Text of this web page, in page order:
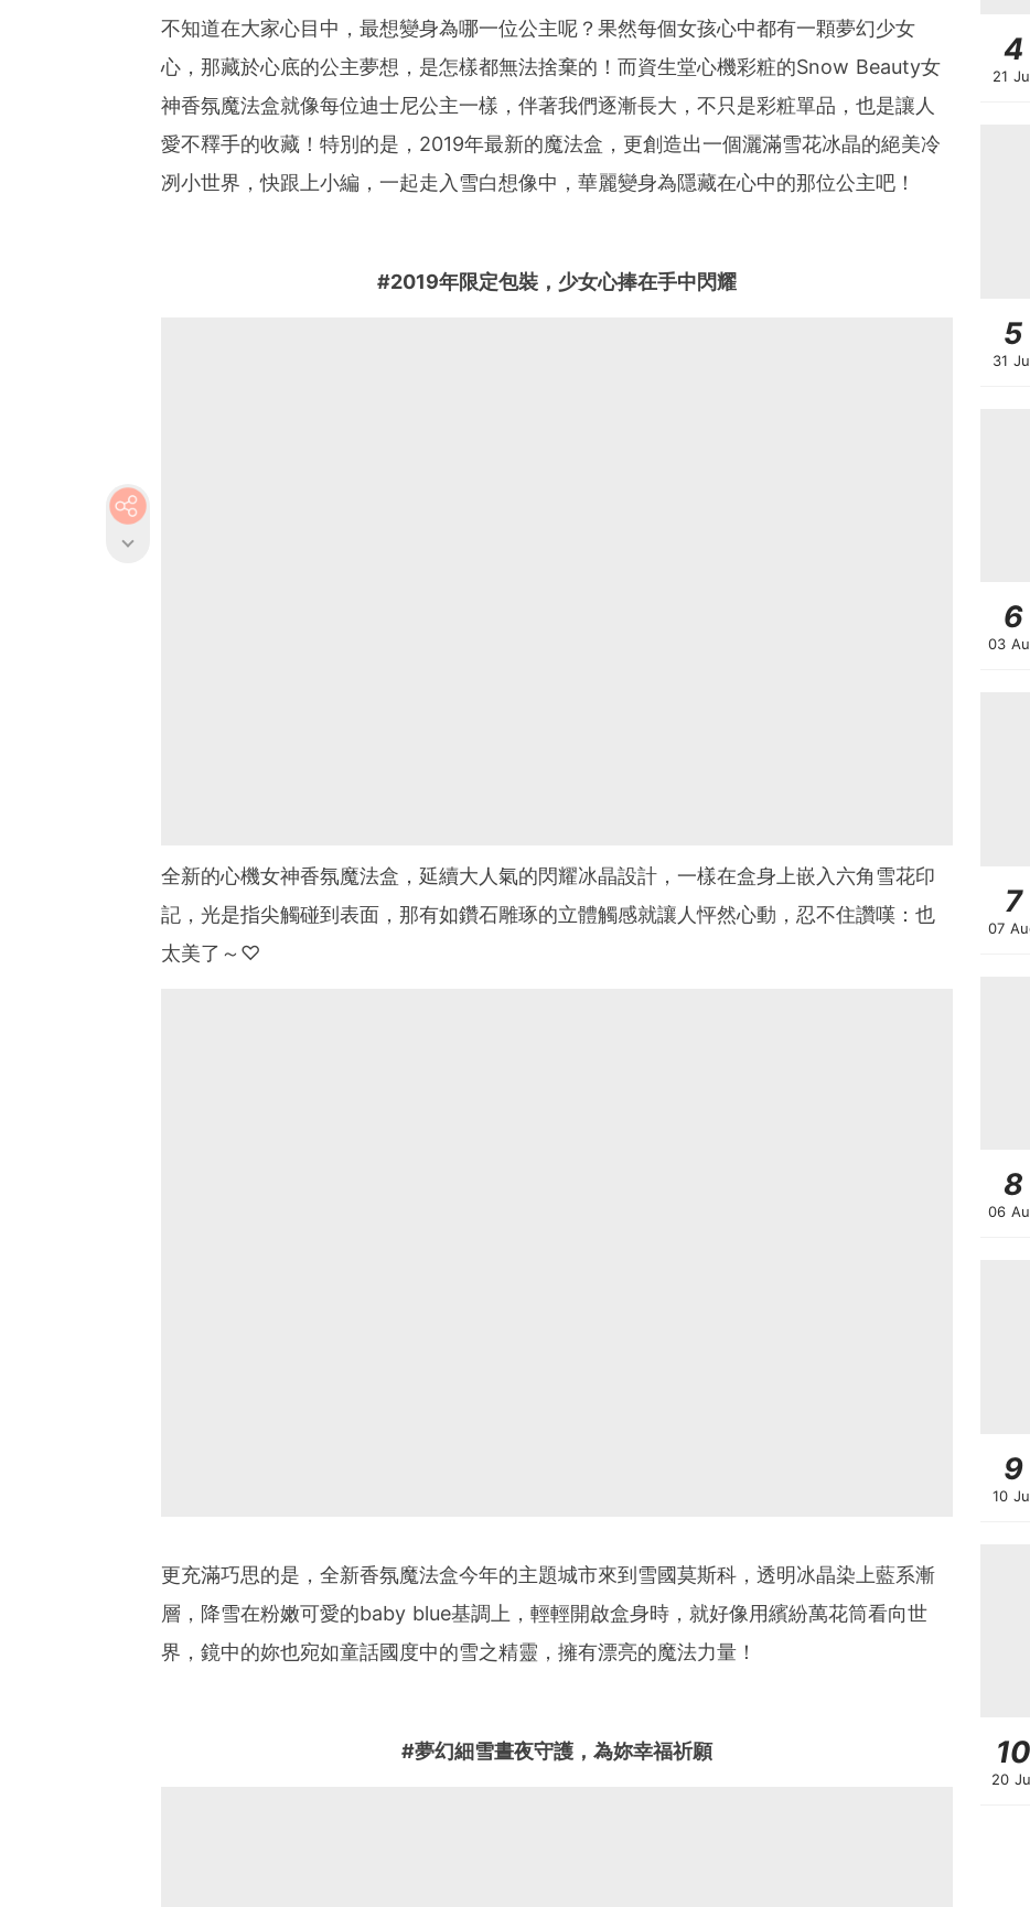
不知道在大家心目中，最想變身為哪一位公主呢？果然每個女孩心中都有一顆夢幻少女
心，那藏於心底的公主夢想，是怎樣都無法捨棄的！而資生堂心機彩粧的Snow Beauty女
神香氛魔法盒就像每位迪士尼公主一樣，伴著我們逐漸長大，不只是彩粧單品，也是讓人
愛不釋手的收藏！特別的是，2019年最新的魔法盒，更創造出一個灑滿雪花冰晶的絕美冷
冽小世界，快跟上小編，一起走入雪白想像中，華麗變身為隱藏在心中的那位公主吧！
#2019年限定包裝，少女心捧在手中閃耀
全新的心機女神香氛魔法盒，延續大人氣的閃耀冰晶設計，一樣在盒身上嵌入六角雪花印
記，光是指尖觸碰到表面，那有如鑽石雕琢的立體觸感就讓人怦然心動，忍不住讚嘆：也
太美了～♡
更充滿巧思的是，全新香氛魔法盒今年的主題城市來到雪國莫斯科，透明冰晶染上藍系漸
層，降雪在粉嫩可愛的baby blue基調上，輕輕開啟盒身時，就好像用繽紛萬花筒看向世
界，鏡中的妳也宛如童話國度中的雪之精靈，擁有漂亮的魔法力量！
#夢幻細雪晝夜守護，為妳幸福祈願
4
21
5
31
6
03
7
07
8
06
9
10
10
20